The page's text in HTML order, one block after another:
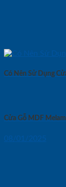
Có Nên Sử Dụng
Cửa Gỗ MDF
08/01/2025